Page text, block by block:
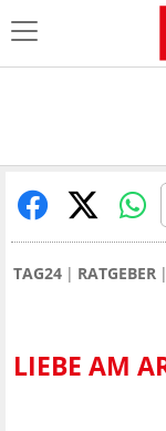
TAG24 RATGEBER
LIEBE AM